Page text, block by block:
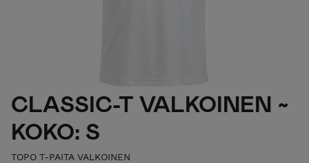
CLASSIC-T VALKOINEN ~
KOKO: S
TOPO T-PAITA VALKOINEN